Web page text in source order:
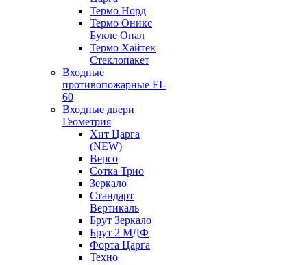
Термо Норд
Термо Оникс
Букле Опал
Термо Хайтек
Стеклопакет
Входные
противопожарные EI-
60
Входные двери
Геометрия
Хит Царга
(NEW)
Версо
Сотка Трио
Зеркало
Стандарт
Вертикаль
Брут Зеркало
Брут 2 МДФ
Форта Царга
Техно